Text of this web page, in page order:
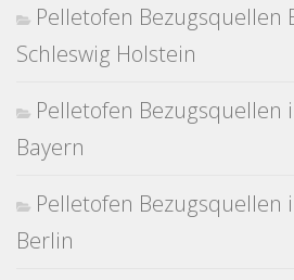
Pelletofen Bezugsquellen
Schleswig Holstein
Pelletofen Bezugsquellen
Bayern
Pelletofen Bezugsquellen
Berlin